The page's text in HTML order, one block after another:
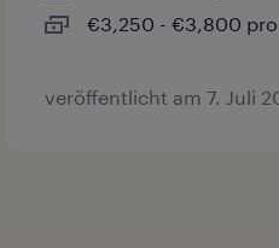
€3,250 - €3,800
veröffentlicht am 7. Juli